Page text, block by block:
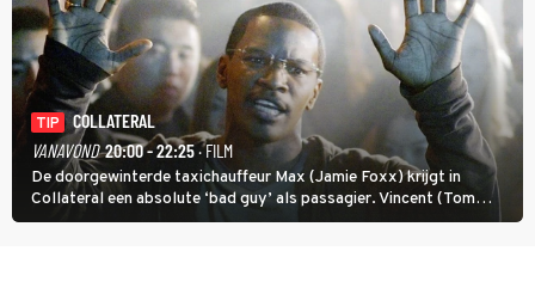
TIP
COLLATERAL
VANAVOND 20:00 - 22:25· FILM
De doorgewinterde taxichauffeur Max (Jamie Foxx) krijgt in
Collateral een absolute ‘bad guy’ als passagier. Vincent (Tom
Cruise) heeft hem nodig om hem de stad door te loodsen om een